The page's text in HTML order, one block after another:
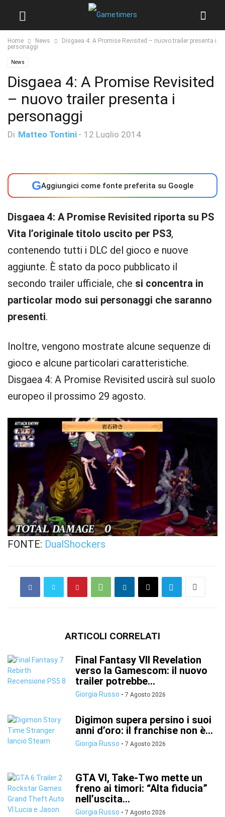
Home News
Disgaea 4: A Promise Revisited – nuovo trailer presenta i
personaggi
News
Disgaea 4: A Promise Revisited
– nuovo trailer presenta i
personaggi
Di Matteo Tontini - 12 Luglio 2014
GAggiungici come fonte preferita su Google
Disgaea 4: A Promise Revisited riporta su PS
Vita l’originale titolo uscito per PS3,
contenendo tutti i DLC del gioco e nuove
aggiunte. È stato da poco pubblicato il
secondo trailer ufficiale, che si concentra in
particolar modo sui personaggi che saranno
presenti.
Inoltre, vengono mostrate alcune sequenze di
gioco e alcune particolari caratteristiche.
Disgaea 4: A Promise Revisited uscirà sul suolo
europeo il prossimo 29 agosto.
FONTE: DualShockers
ARTICOLI CORRELATI
Final Fantasy VII Revelation
verso la Gamescom: il nuovo
trailer potrebbe...
Giorgia Russo - 7 Agosto 2026
Digimon supera persino i suoi
anni d’oro: il franchise non è...
Giorgia Russo - 7 Agosto 2026
GTA VI, Take-Two mette un
freno ai timori: “Alta fiducia”
nell’uscita...
Giorgia Russo - 7 Agosto 2026